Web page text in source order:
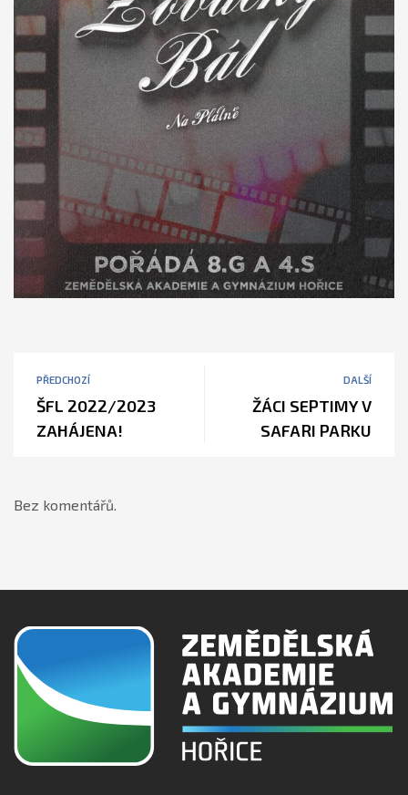
PŘEDCHOZÍ
ŠFL 2022/2023
ZAHÁJENA!
DALŠÍ
ŽÁCI SEPTIMY V
SAFARI PARKU
Bez komentářů.